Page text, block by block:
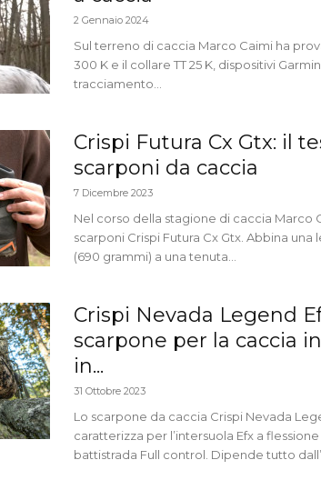
2 Gennaio 2024
Sul terreno di caccia Marco Caimi ha
300 K e il collare TT 25 K, dispositivi
tracciamento...
Crispi Futura Cx Gtx: il
scarponi da caccia
7 Dicembre 2023
Nel corso della stagione di caccia Marco
scarponi Crispi Futura Cx Gtx. Abbina
(690 grammi) a una tenuta...
Crispi Nevada Legend
scarpone per la caccia
in...
31 Ottobre 2023
Lo scarpone da caccia Crispi Nevada
caratterizza per l’intersuola Efx a
battistrada Full control. Dipende tutto